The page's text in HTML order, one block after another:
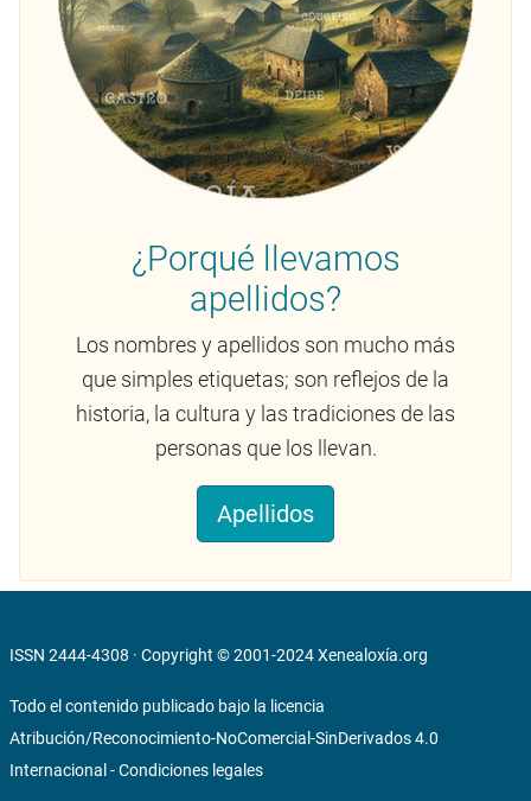
¿Porqué llevamos
apellidos?
Los nombres y apellidos son mucho más
que simples etiquetas; son reflejos de la
historia, la cultura y las tradiciones de las
personas que los llevan.
Apellidos
ISSN 2444-4308 · Copyright © 2001-2024Xenealoxía.org
Todo el contenido publicado bajo la licencia
Atribución/Reconocimiento-NoComercial-SinDerivados 4.0
Internacional -Condiciones legales